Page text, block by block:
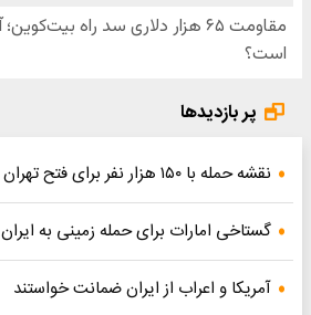
پر بازدیدها
نقشه حمله با ۱۵۰ هزار نفر برای فتح تهران
گستاخی امارات برای حمله زمینی به ایران
آمریکا و اعراب از ایران ضمانت خواستند